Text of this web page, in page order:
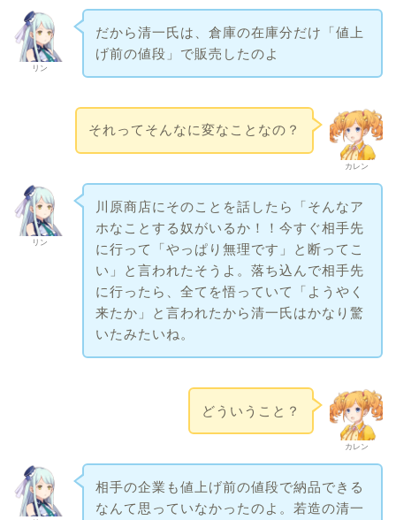
リン
だから清一氏は、倉庫の在庫分だけ「値上
げ前の値段」で販売したのよ
カレン
それってそんなに変なことなの？
リン
川原商店にそのことを話したら「そんなア
ホなことする奴がいるか！！今すぐ相手先
に行って「やっぱり無理です」と断ってこ
い」と言われたそうよ。落ち込んで相手先
に行ったら、全てを悟っていて「ようやく
来たか」と言われたから清一氏はかなり驚
いたみたいね。
カレン
どういうこと？
相手の企業も値上げ前の値段で納品できる
なんて思っていなかったのよ。若造の清一